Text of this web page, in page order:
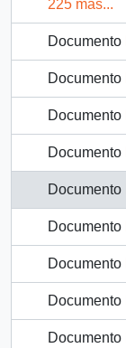
225 más...
Documento
Documento
Documento
Documento
Documento
Documento
Documento
Documento
Documento